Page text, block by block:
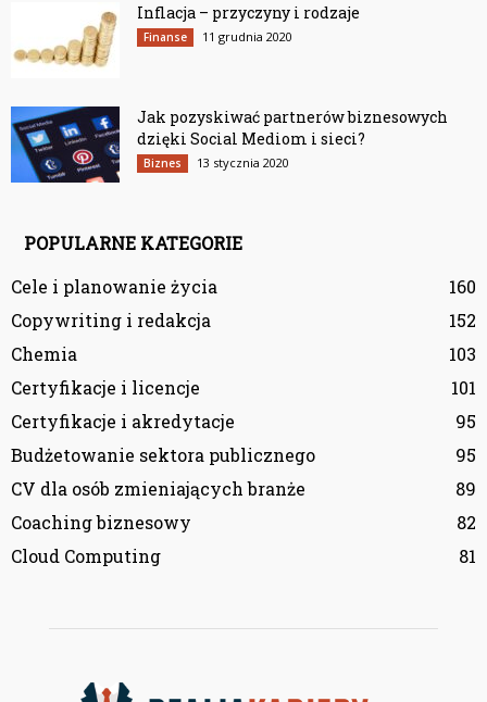
Inflacja – przyczyny i rodzaje
Finanse 11 grudnia 2020
Jak pozyskiwać partnerów biznesowych
dzięki Social Mediom i sieci?
Biznes 13 stycznia 2020
POPULARNE KATEGORIE
Cele i planowanie życia
160
Copywriting i redakcja
152
Chemia
103
Certyfikacje i licencje
101
Certyfikacje i akredytacje
95
Budżetowanie sektora publicznego
95
CV dla osób zmieniających branże
89
Coaching biznesowy
82
Cloud Computing
81